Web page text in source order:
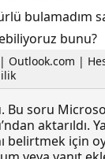
bulamadım
bunu?
Outlook.com |
Bu soru
aktarıldı.
belirtmek için